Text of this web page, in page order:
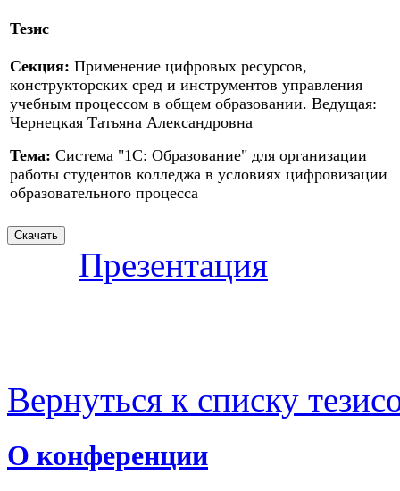
Тезис
Секция: Применение цифровых ресурсов,
конструкторских сред и инструментов управления
учебным процессом в общем образовании. Ведущая:
Чернецкая Татьяна Александровна
Тема: Система "1С: Образование" для организации
работы студентов колледжа в условиях цифровизации
образовательного процесса
Презентация
Вернуться к списку
О конференции